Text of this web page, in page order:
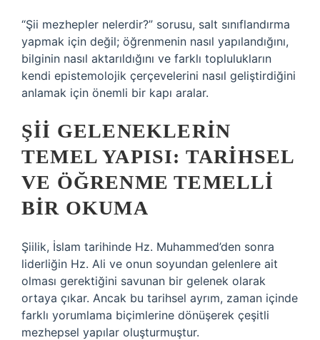
“Şii mezhepler nelerdir?” sorusu, salt sınıflandırma
yapmak için değil; öğrenmenin nasıl yapılandığını,
bilginin nasıl aktarıldığını ve farklı toplulukların
kendi epistemolojik çerçevelerini nasıl geliştirdiğini
anlamak için önemli bir kapı aralar.
ŞII GELENEKLERIN
TEMEL YAPISI: TARIHSEL
VE ÖĞRENME TEMELLI
BIR OKUMA
Şiilik, İslam tarihinde Hz. Muhammed’den sonra
liderliğin Hz. Ali ve onun soyundan gelenlere ait
olması gerektiğini savunan bir gelenek olarak
ortaya çıkar. Ancak bu tarihsel ayrım, zaman içinde
farklı yorumlama biçimlerine dönüşerek çeşitli
mezhepsel yapılar oluşturmuştur.